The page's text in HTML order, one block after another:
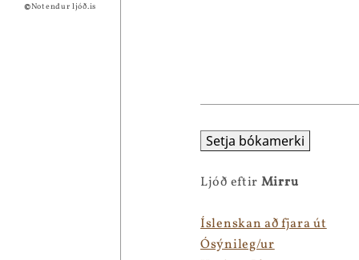
©Notendur ljóð.is
Setja bókamerki
Ljóð eftir Mirru
Íslenskan að fjara út
Ósýnileg/ur